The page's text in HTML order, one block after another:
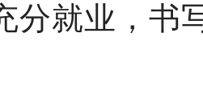
分就业，书